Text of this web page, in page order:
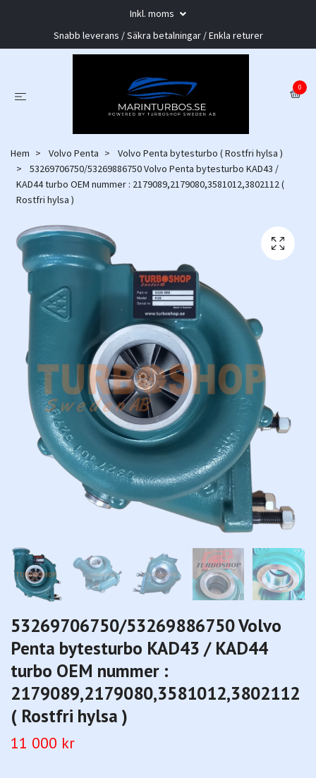
Inkl. moms
Snabb leverans / Säkra betalningar / Enkla returer
0
Hem Volvo Penta
Volvo Penta bytesturbo ( Rostfri hylsa )
53269706750/53269886750 Volvo Penta bytesturbo KAD43 /
KAD44 turbo OEM nummer : 2179089,2179080,3581012,3802112 (
Rostfri hylsa )
53269706750/53269886750 Volvo
Penta bytesturbo KAD43 / KAD44
turbo OEM nummer :
2179089,2179080,3581012,3802112
( Rostfri hylsa )
11 000 kr